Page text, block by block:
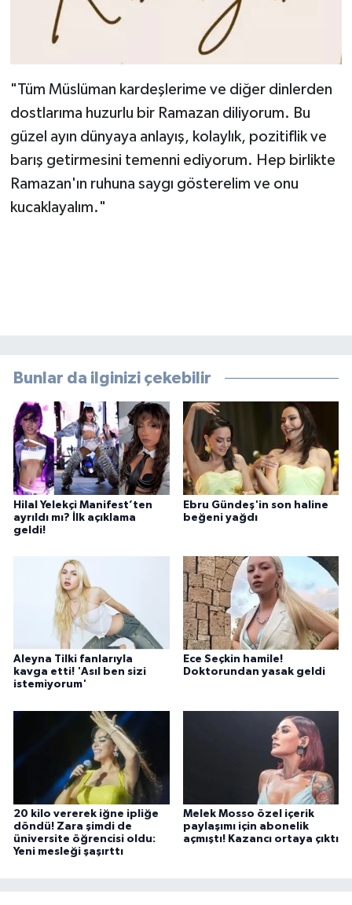
"Tüm Müslüman kardeşlerime ve diğer dinlerden
dostlarıma huzurlu bir Ramazan diliyorum. Bu
güzel ayın dünyaya anlayış, kolaylık, pozitiflik ve
barış getirmesini temenni ediyorum. Hep birlikte
Ramazan'ın ruhuna saygı gösterelim ve onu
kucaklayalım."
Bunlar da ilginizi çekebilir
Hilal Yelekçi Manifest’ten
ayrıldı mı? İlk açıklama
geldi!
Ebru Gündeş'in son haline
beğeni yağdı
Aleyna Tilki fanlarıyla
kavga etti! 'Asıl ben sizi
istemiyorum'
Ece Seçkin hamile!
Doktorundan yasak geldi
20 kilo vererek iğne ipliğe
döndü! Zara şimdi de
üniversite öğrencisi oldu:
Yeni mesleği şaşırttı
Melek Mosso özel içerik
paylaşımı için abonelik
açmıştı! Kazancı ortaya çıktı